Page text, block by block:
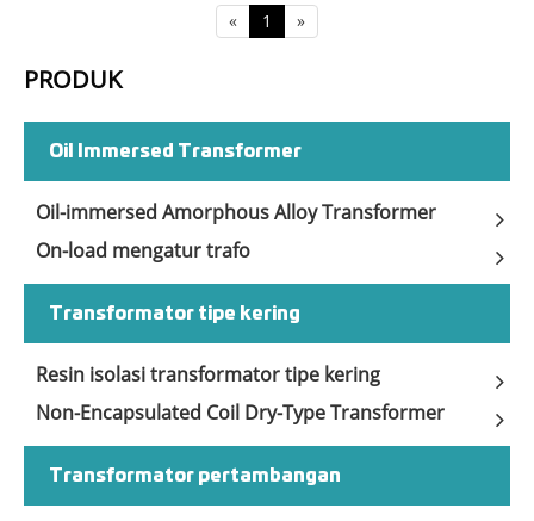
« 1 »
PRODUK
Oil Immersed Transformer
Oil-immersed Amorphous Alloy Transformer
On-load mengatur trafo
Transformator tipe kering
Resin isolasi transformator tipe kering
Non-Encapsulated Coil Dry-Type Transformer
Transformator pertambangan